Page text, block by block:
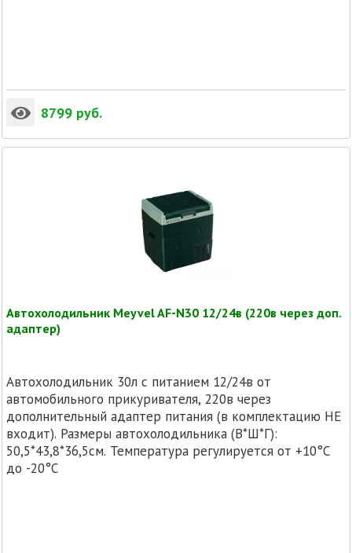
8799 руб.
Автохолодильник Meyvel AF-N30 12/24в (220в через доп.
адаптер)
Автохолодильник 30л с питанием 12/24в от
автомобильного прикуривателя, 220в через
дополнительный адаптер питания (в комплектацию НЕ
входит). Размеры автохолодильника (В*Ш*Г):
50,5*43,8*36,5см. Температура регулируется от +10°C
до -20°C